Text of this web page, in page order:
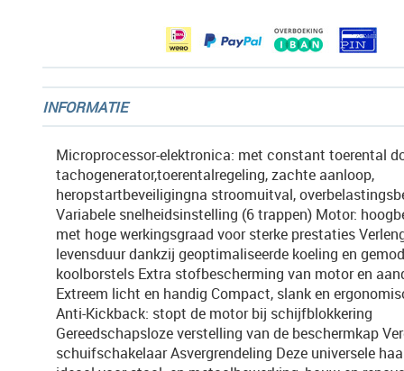
INFORMATIE
Microprocessor-elektronica: met constant toerental
tachogenerator,toerentalregeling, zachte aanloop,
heropstartbeveiligingna stroomuitval,
Variabele snelheidsinstelling (6 trappen) Motor:
met hoge werkingsgraad voor sterke prestaties
levensduur dankzij geoptimaliseerde koeling en
koolborstels Extra stofbescherming van motor en
Extreem licht en handig Compact, slank en
Anti-Kickback: stopt de motor bij schijfblokkering
Gereedschapsloze verstelling van de beschermkap
schuifschakelaar Asvergrendeling Deze universele